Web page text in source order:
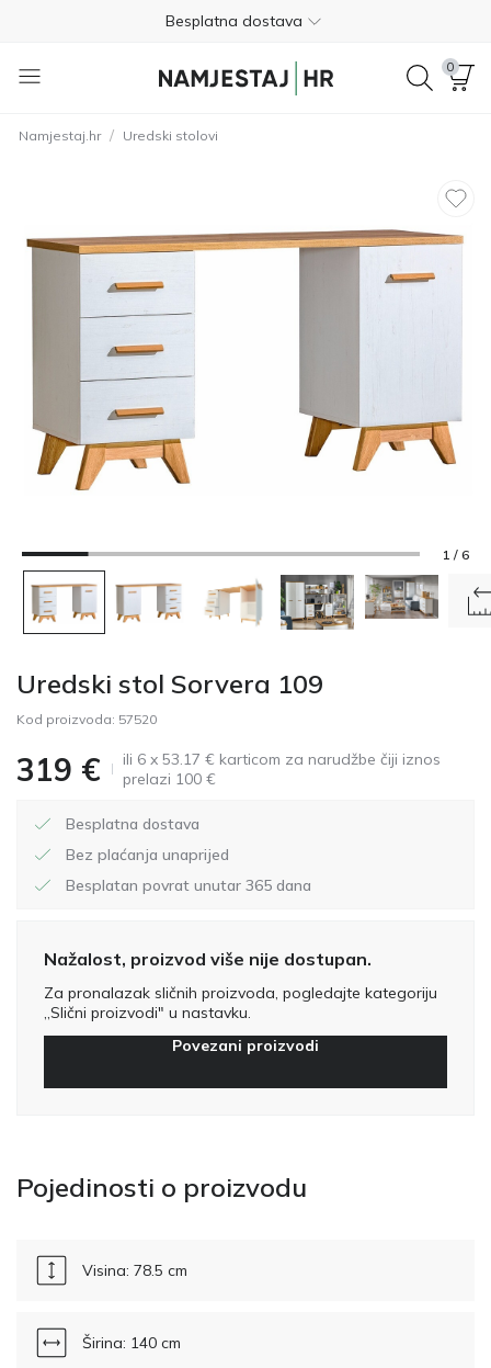
Besplatna dostava
Nije potrebno plaćanje unaprijed
01 8000 383
Besplatna dostava
Besplatan povrat unutar 365 dana
0
Namjestaj.hr / Uredski stolovi
1 / 6
Uredski stol Sorvera 109
Kod proizvoda: 57520
319 €
ili 6 x 53.17 € karticom za narudžbe čiji iznos
prelazi 100 €
Besplatna dostava
Bez plaćanja unaprijed
Besplatan povrat unutar 365 dana
Nažalost, proizvod više nije dostupan.
Za pronalazak sličnih proizvoda, pogledajte kategoriju
„Slični proizvodi" u nastavku.
Povezani proizvodi
Pojedinosti o proizvodu
Visina: 78.5 cm
Širina: 140 cm